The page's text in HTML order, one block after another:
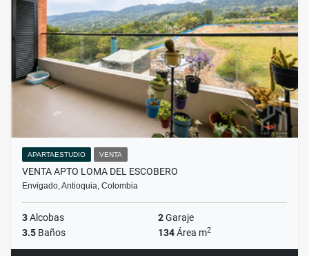
APARTAESTUDIO VENTA
VENTA APTO LOMA DEL ESCOBERO
Envigado, Antioquia, Colombia
3Alcobas 2Garaje
3.5 Baños 134Área m2